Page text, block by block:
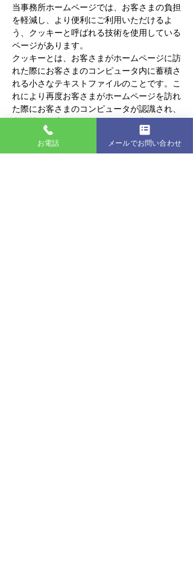
当事務所ホームページでは、お客さまの負担
を軽減し、より便利にご利用いただけるよ
う、クッキーと呼ばれる技術を使用している
ページがあります。
クッキーとは、お客さまがホームページに訪
れた際にお客さまのコンピュータ内に蓄積さ
れる小さなテキストファイルのことです。こ
れにより再度お客さまがホームページを訪れ
た際にお客さまのコンピュータが認識され、
が特定できる情報は残りません。
ほとんどのコンピュータのブラウザがクッキ
お電話 メールでお問い合わせ